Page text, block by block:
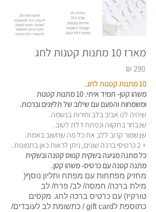
מארז 10 מתנות קטנות לחג
290
₪
10 מתנות קטנות לחג.
משהו קטן- תמיד איתי. 10 מתנות קטנות
ומשמחות והפעם עם שילוב של תליונים וברכות.
שיהיה לנו אביב בלב וחירות בנשמה.
שנבחר בתקווה ונפתח דלת לטוב.
שנשמור קרוב ללב את כל מה שחשוב באמת.
+ 2 כרטיסי ברכה שונים, ניתן לראות כאן בתמונות.
כל מתנה מגיעה בשקית קנווס קטנה ובשקית
מתנה קטנה עם כרטיס- משהו קטן.
מחזיק מפתחות עם מפתח ותליון נוסף(
מילת ברכה/ חמסה/ לב/ פרח/ לב
טורקיז) עם כרטיס ברכה לחג. מקסים
כתוספת לgift card / כתשומת לב לעובדים/